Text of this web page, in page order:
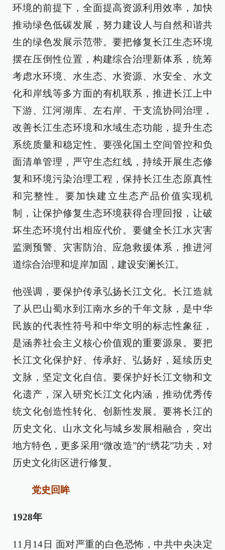
环境的前提下，全面提高资源利用效率，加快
推动绿色低碳发展，努力建设人与自然和谐共
生的绿色发展示范带。要把修复长江生态环境
摆在压倒性位置，构建综合治理新体系，统筹
考虑水环境、水生态、水资源、水安全、水文
化和岸线等多方面的有机联系，推进长江上中
下游、江河湖库、左右岸、干支流协同治理，
改善长江生态环境和水域生态功能，提升生态
系统质量和稳定性。要强化国土空间管控和负
面清单管理，严守生态红线，持续开展生态修
复和环境污染治理工程，保持长江生态原真性
和完整性。要加快建立生态产品价值实现机
制，让保护修复生态环境获得合理回报，让破
坏生态环境付出相应代价。要健全长江水灾害
监测预警、灾害防治、应急救援体系，推进河
道综合治理和堤岸加固，建设安澜长江。
他强调，要保护传承弘扬长江文化。长江造就
了从巴山蜀水到江南水乡的千年文脉，是中华
民族的代表性符号和中华文明的标志性象征，
是涵养社会主义核心价值观的重要源泉。要把
长江文化保护好、传承好、弘扬好，延续历史
文脉，坚定文化自信。要保护好长江文物和文
化遗产，深入研究长江文化内涵，推动优秀传
统文化创造性转化、创新性发展。要将长江的
历史文化、山水文化与城乡发展相融合，突出
地方特色，更多采用“微改造”的“绣花”功夫，对
历史文化街区进行修复。
党史回眸
1928年
11月14日 面对严重的白色恐怖，中共中央决定